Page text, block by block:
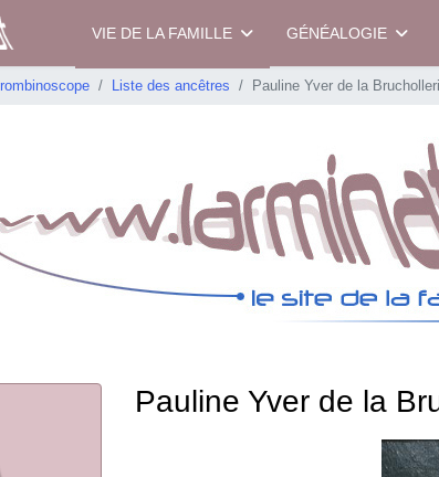
VIE DE LA FAMILLE GÉNÉALOGIE
Liste des ancêtres Pauline Yver de la
Pauline Yver de la